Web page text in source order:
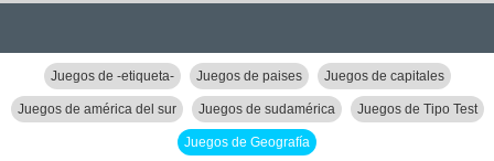
Juegos de -etiqueta- Juegos de paises Juegos de capitales
Juegos de américa del sur Juegos de sudamérica Juegos de Tipo Test
Juegos de Geografía